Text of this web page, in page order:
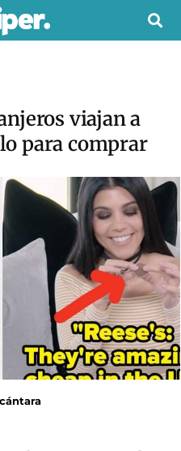
viajan a
para comprar